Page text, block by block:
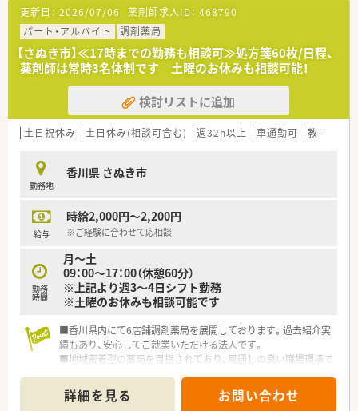
更新日： 2026/07/06 薬剤師求人ID： 468790
パート・アルバイト
調剤薬局
【さぬき市】≪17時までの勤務も相談可≫処方箋60枚/日程、
薬剤師は常時3名体制です 土曜のお休みも相談可能！
検討リストに追加
土日祝休み 土日休み(相談可含む) 週32h以上 車通勤可 教育制度あり
勤務地
香川県 さぬき市
給与
時給2,000円～2,200円
※ご経験に合わせて応相談
勤務
時間
月～土
09：00～17：00（休憩60分）
※上記より週3～4日シフト勤務
※土曜のお休みも相談可能です
■香川県内にて6店舗調剤薬局を展開しております。過去紹介実
績もあり、安心してご就業いただける法人です。
■地域密着型の薬局を目指されており、風通しの良い職場環境で
■「大川バス」または「コミュニティバス」を利用し、「田面（たづ
ら）バス停」にて下車頂きますと、すぐ薬局が見えます。
詳細を見る お問い合わせ